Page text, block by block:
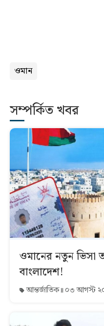
ওমান
সম্পর্কিত খবর
ওমানের নতুন ভিসা
বাংলাদেশ!
আন্তর্জাতিক ০৩ আগস্ট